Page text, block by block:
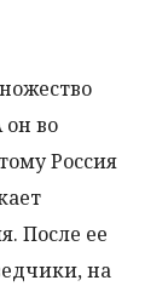
во
Россия
После ее
на